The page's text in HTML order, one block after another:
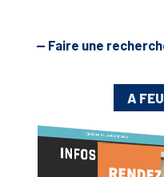
— Faire une
A